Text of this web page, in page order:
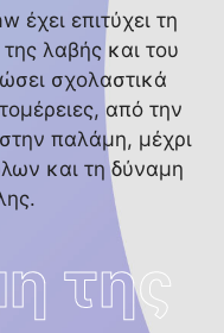
έχει επιτύχει τη
της λαβής και του
σχολαστικά
από την
παλάμη, μέχρι
και τη δύναμη
της